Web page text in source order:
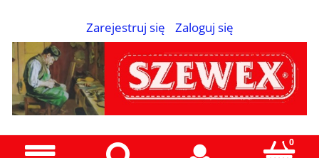
Zarejestruj się Zaloguj się